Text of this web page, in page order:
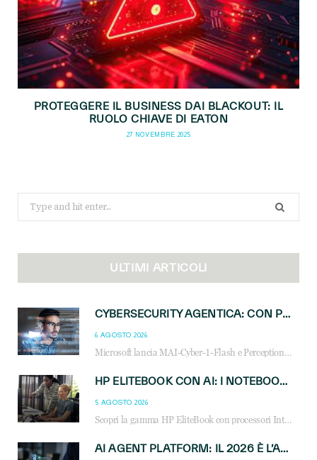
PROTEGGERE IL BUSINESS DAI BLACKOUT: IL
RUOLO CHIAVE DI EATON
27 NOVEMBRE 2025
Search
for:
ULTIMI ARTICOLI
CYBERSECURITY AGENTICA: CON PERCEPTION E MAI-CYBER-1-FLASH MICROSOFT APRE NUOVI SERVIZI PER IL CANALE
6 AGOSTO 2026
Microsoft lancia MAI-Cyber-1-Flash e Perception: cybersecurity agentica in preview dal 3 novembre. Cosa cambia per MSP, system integrator e reseller.
HP ELITEBOOK CON AI: I NOTEBOOK BUSINESS INTELLIGENTI CHE TRASFORMANO PRODUTTIVITÀ, SICUREZZA E LAVORO IBRIDO
5 AGOSTO 2026
Scopri la gamma HP EliteBook con processori Intel® Core™ Ultra e AMD Ryzen™ AI. Notebook business progettati per aumentare la produttività, migliorare la collaborazione e garantire sicurezza avanzata in ufficio e in mobilità.
AI AGENT PLATFORM: IL 2026 È L’ANNO DEL «SISTEMA OPERATIVO» PER GLI AGENTI AZIENDALI